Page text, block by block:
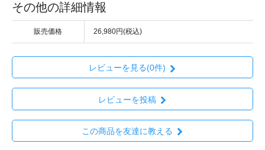
その他の詳細情報
販売価格 26,980円(税込)
レビューを見る(0件)
レビューを投稿
この商品を友達に教える